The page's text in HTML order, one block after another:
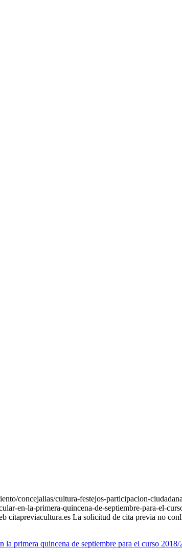
concejalias/cultura-festejos-participacion-
en-la-primera-quincena-de-septiembre-para-el-
citapreviacultura.es La solicitud de cita previa no